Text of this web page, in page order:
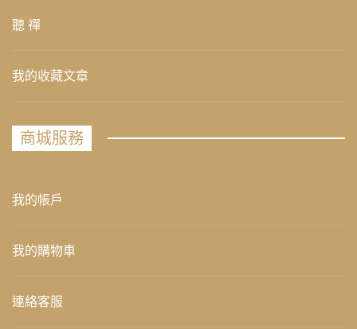
聽 禪
我的收藏文章
商城服務
我的帳戶
我的購物車
連絡客服